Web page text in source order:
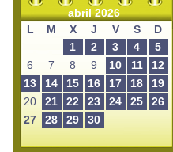
abril 2026
L
M X J V S
D
1
2 3 4
5
6
7 8 9 10 11
12
13
14 15 16 17 18
19
20
21 22 23 24 25
26
27
28 29 30